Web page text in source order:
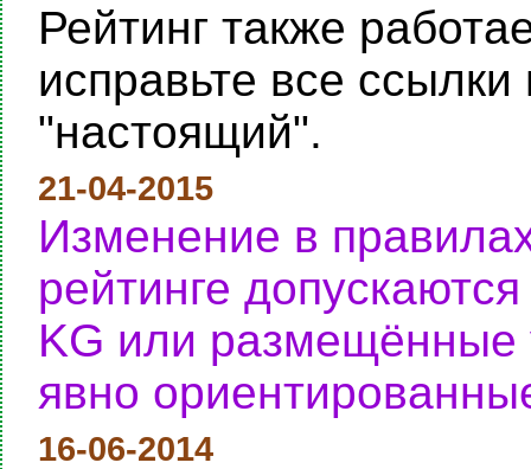
Рейтинг также
исправьте все
"настоящий".
21-04-2015
Изменение в
рейтинге
KG или размещённые
явно
16-06-2014